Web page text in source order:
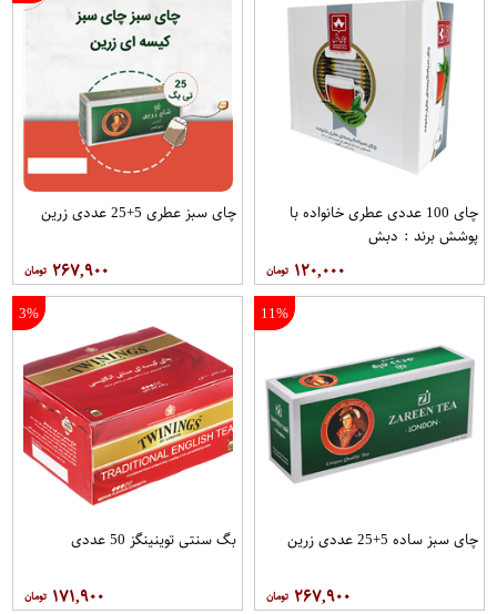
چای 100 عددی عطری خانواده با
پوشش برند : دبش
۱۲۰,۰۰۰
چای سبز عطری 5+25 عددی زرین
۲۶۷,۹۰۰
11%
چای سبز ساده 5+25 عددی زرین
۲۶۷,۹۰۰
3%
بگ سنتی توینینگز 50 عددی
۱۷۱,۹۰۰